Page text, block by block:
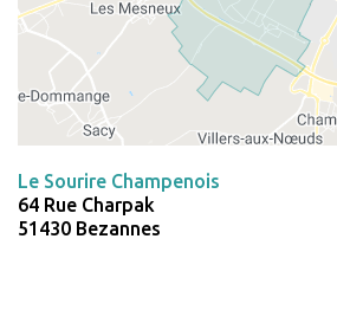
Le Sourire Champenois
64 Rue Charpak
51430 Bezannes